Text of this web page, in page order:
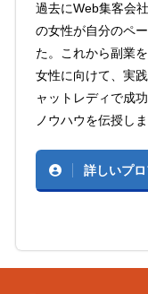
過去にWeb集客会
の女性が自分のペ
た。これから副業
女性に向けて、実
ャットレディで成
ノウハウを伝授しま
詳しいプ